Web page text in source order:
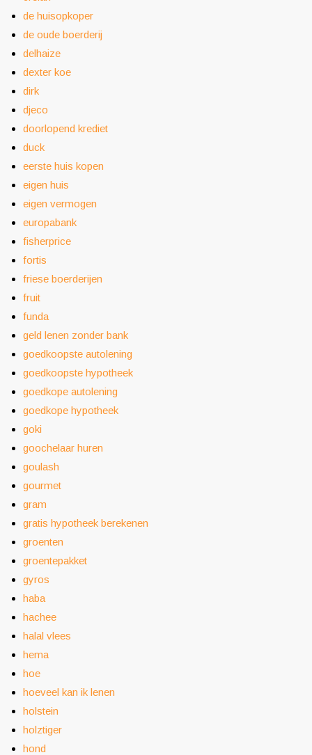
de huisopkoper
de oude boerderij
delhaize
dexter koe
dirk
djeco
doorlopend krediet
duck
eerste huis kopen
eigen huis
eigen vermogen
europabank
fisherprice
fortis
friese boerderijen
fruit
funda
geld lenen zonder bank
goedkoopste autolening
goedkoopste hypotheek
goedkope autolening
goedkope hypotheek
goki
goochelaar huren
goulash
gourmet
gram
gratis hypotheek berekenen
groenten
groentepakket
gyros
haba
hachee
halal vlees
hema
hoe
hoeveel kan ik lenen
holstein
holztiger
hond